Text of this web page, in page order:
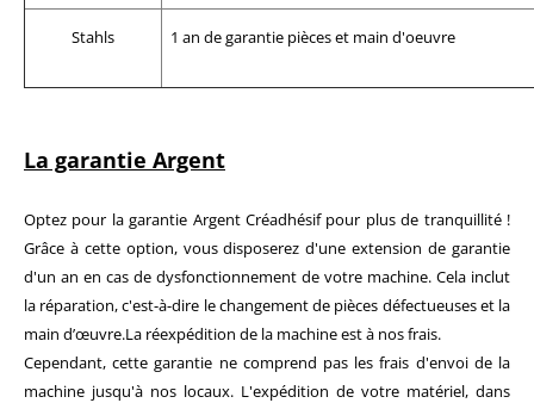
Stahls 1 an de garantie pièces et main d'oeuvre
La garantie Argent
Optez pour la garantie Argent Créadhésif pour plus de tranquillité !
Grâce à cette option, vous disposerez d'une extension de garantie
d'un an en cas de dysfonctionnement de votre machine. Cela inclut
la réparation, c'est-à-dire le changement de pièces défectueuses et la
main d’œuvre.La réexpédition de la machine est à nos frais.
Cependant, cette garantie ne comprend pas les frais d'envoi de la
machine jusqu'à nos locaux. L'expédition de votre matériel, dans